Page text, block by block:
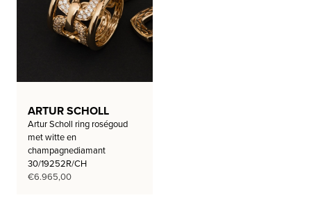
ARTUR SCHOLL
Artur Scholl ring roségoud
met witte en
champagnediamant
30/19252R/CH
€6.965,00